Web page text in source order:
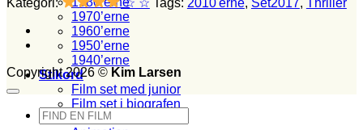
1970’erne
1960’erne
1950’erne
1940’erne
Stikord
Film set med junior
Film set i biografen
Action
Copyright 2026 © Kim Larsen
Søg